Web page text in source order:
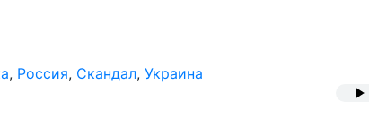
, Россия, Скандал, Украина